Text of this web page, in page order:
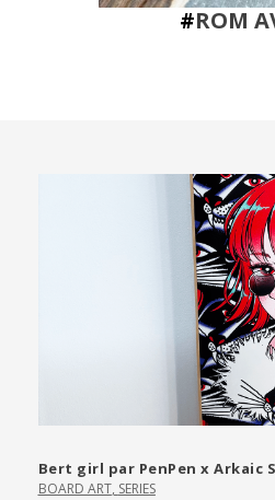
#ROM
Bert girl par PenPen x Arkaic
BOARD ART, SERIES